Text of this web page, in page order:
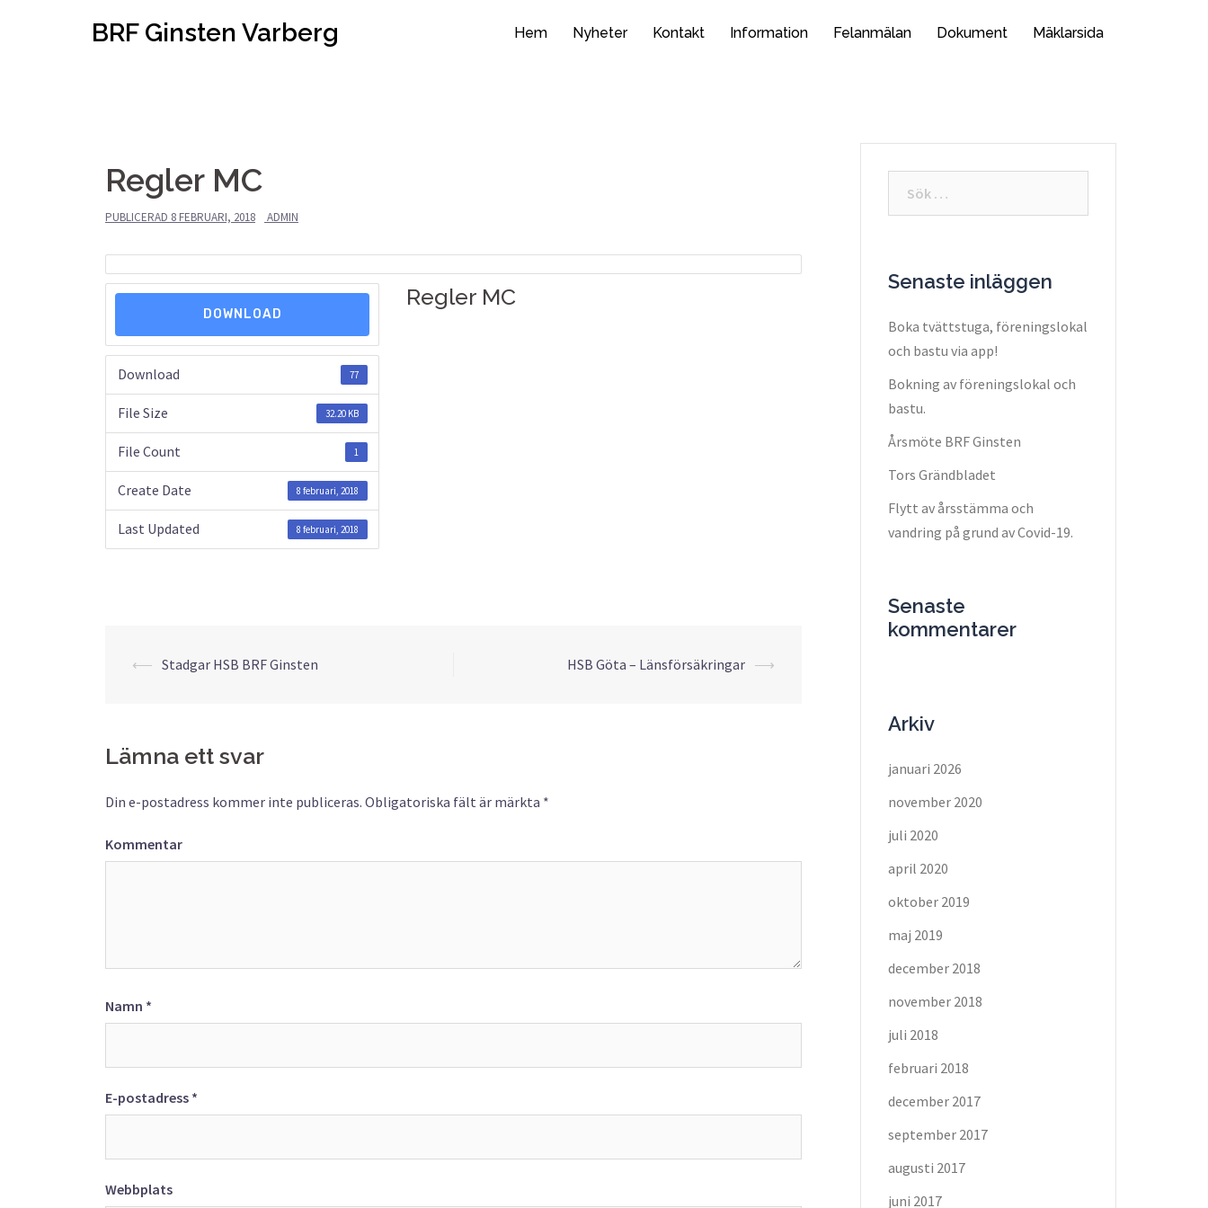
BRF Ginsten Varberg Hem Nyheter Kontakt Information Felanmälan Dokument Mäklarsida
Regler MC
PUBLICERAD 8 FEBRUARI, 2018 ADMIN
DOWNLOAD
Download 77
File Size 32.20 KB
File Count 1
Create Date 8 februari, 2018
Last Updated 8 februari, 2018
Regler MC
Inläggsnavigering
⟵ Stadgar HSB BRF Ginsten HSB Göta – Länsförsäkringar ⟶
Lämna ett svar
Din e-postadress kommer inte publiceras. Obligatoriska fält är märkta *
Kommentar
Namn *
E-postadress *
Webbplats
Senaste inläggen
Boka tvättstuga, föreningslokal
och bastu via app!
Bokning av föreningslokal och
bastu.
Årsmöte BRF Ginsten
Tors Grändbladet
Flytt av årsstämma och
vandring på grund av Covid-19.
Senaste
kommentarer
Arkiv
januari 2026
november 2020
juli 2020
april 2020
oktober 2019
maj 2019
december 2018
november 2018
juli 2018
februari 2018
december 2017
september 2017
augusti 2017
juni 2017